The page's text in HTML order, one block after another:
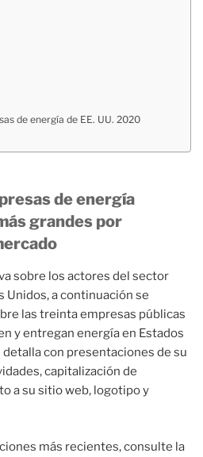
de energía de EE. UU. 2020
de energía
grandes por
sobre los actores del sector
Unidos, a continuación se
las treinta empresas públicas
y entregan energía en Estados
detalla con presentaciones de su
capitalización de
a su sitio web, logotipo y
más recientes, consulte la